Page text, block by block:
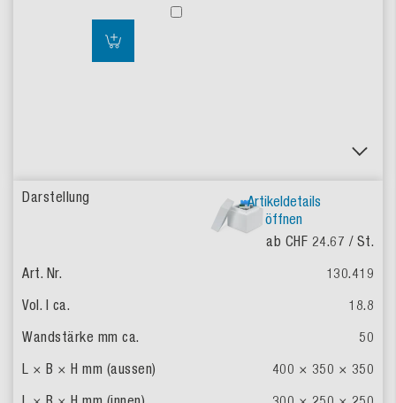
Artikeldetails
öffnen
ab CHF 24.67 / St.
130.419
18.8
50
400 × 350 × 350